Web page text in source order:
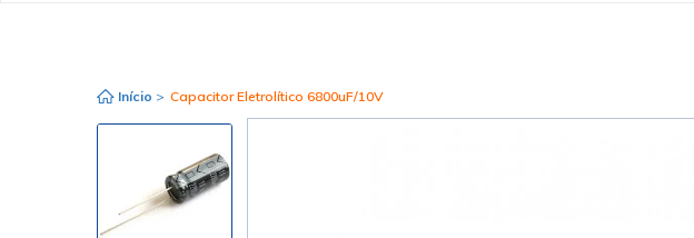
Início > Capacitor Eletrolítico 6800uF/10V